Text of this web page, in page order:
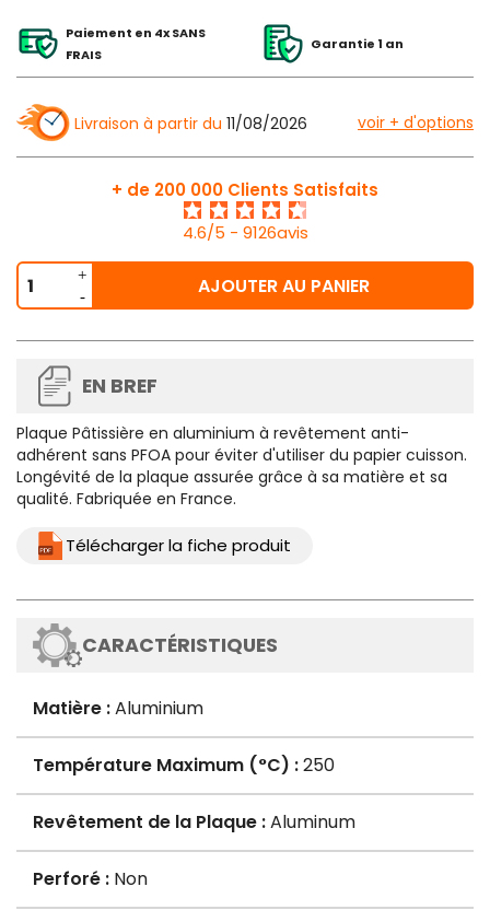
Paiement en 4x SANS
FRAIS
Garantie 1 an
Livraison à partir du 11/08/2026 voir + d'options
+ de 200 000 Clients Satisfaits
4.6/5 - 9126avis
AJOUTER AU PANIER
EN BREF
Plaque Pâtissière en aluminium à revêtement anti-
adhérent sans PFOA pour éviter d'utiliser du papier cuisson.
Longévité de la plaque assurée grâce à sa matière et sa
qualité. Fabriquée en France.
Télécharger la fiche produit
CARACTÉRISTIQUES
Matière :Aluminium
Température Maximum (°C) :250
Revêtement de la Plaque :Aluminum
Perforé : Non